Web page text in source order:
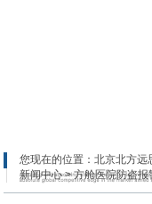
您现在的位置： 北京北方远
新闻中心> 方舱医院防盗报